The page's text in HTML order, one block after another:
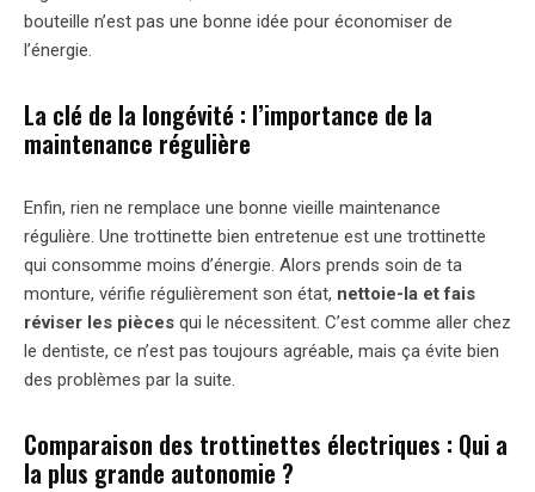
bouteille n’est pas une bonne idée pour économiser de
l’énergie.
La clé de la longévité : l’importance de la
maintenance régulière
Enfin, rien ne remplace une bonne vieille maintenance
régulière. Une trottinette bien entretenue est une trottinette
qui consomme moins d’énergie. Alors prends soin de ta
monture, vérifie régulièrement son état, nettoie-la et fais
réviser les pièces qui le nécessitent. C’est comme aller chez
le dentiste, ce n’est pas toujours agréable, mais ça évite bien
des problèmes par la suite.
Comparaison des trottinettes électriques : Qui a
la plus grande autonomie ?